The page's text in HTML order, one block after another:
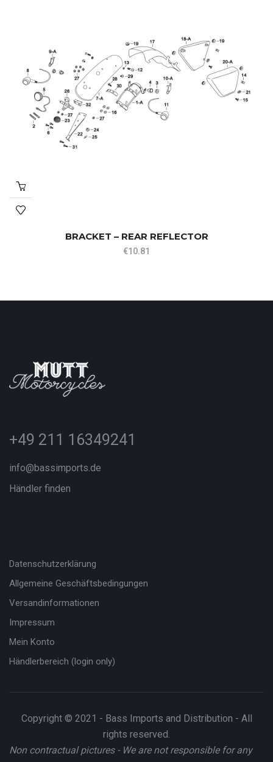
BRACKET – REAR REFLECTOR
€10.81
+49 211 16349241
info@bassimports.de
Händler finden
Datenschutzerklärung
Allgemeine Geschäftsbedingungen
Versandinformationen
Impressum
Mein Konto
Händlerbereich (login only)
Copyright © 2021 - Bass Imports and Distribution - All
rights reserved.
Non contractual pictures - We are not responsible for any